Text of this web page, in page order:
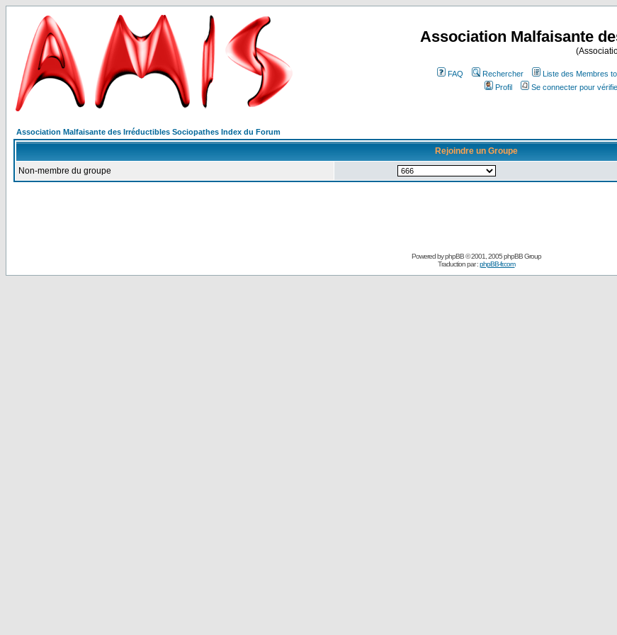
Association Malfaisante
FAQ Rechercher Liste des Membres
Profil
Se connecter pour
Association Malfaisante des Irréductibles Sociopathes Index du Forum
Rejoindre un Groupe
Non-membre du groupe
Powered byphpBB© 2001, 2005 phpBB Group
Traduction par :phpBB-fr.com